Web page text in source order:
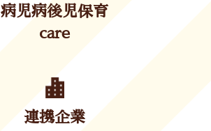
病児病後児保育
care
連携企業